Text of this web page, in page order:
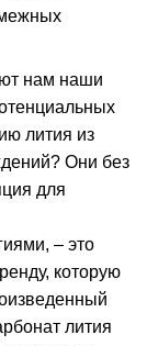
нам наши
лития из
Они без
для
– это
которую
лития